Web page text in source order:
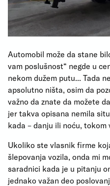
Automobil može da stane
vam poslušnost“ negde u
nekom dužem putu... Tada
apsolutno ništa, osim da
važno da znate da možete
jer takva opisana nemila
kada – danju ili noću, tokom
Ukoliko ste vlasnik firme
šlepovanja vozila, onda mi
saradnici kada je u pitanju
jednako važan deo